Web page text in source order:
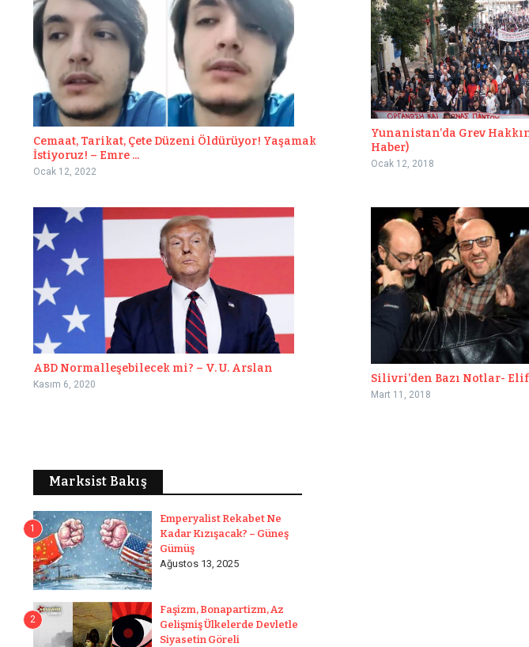
Cemaat, Tarikat, Çete Düzeni Öldürüyor! Yaşamak
İstiyoruz! – Emre ...
Ocak 12, 2022
Yunanistan’da Grev
Haber)
Ocak 12, 2018
ABD Normalleşebilecek mi? – V. U. Arslan
Kasım 6, 2020 Silivri’den Bazı Notlar-
Mart 11, 2018
Marksist Bakış
1
Emperyalist Rekabet Ne
Kadar Kızışacak? – Güneş
Gümüş
Ağustos 13, 2025
2
Faşizm, Bonapartizm, Az
Gelişmiş Ülkelerde Devletle
Siyasetin Göreli